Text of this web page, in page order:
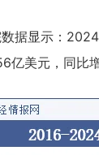
据显示：
亿美元，同比增